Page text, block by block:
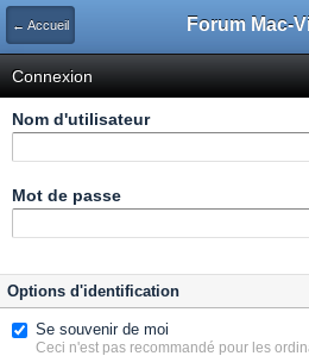
← Accueil Forum Mac-
Connexion
Nom d'utilisateur
Mot de passe
Options d'identification
Se souvenir de moi
Ceci n'est pas recommandé pour les